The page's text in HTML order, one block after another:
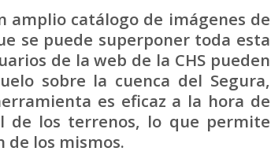
amplio catálogo de imágenes de
se puede superponer toda esta
de la web de la CHS pueden
sobre la cuenca del Segura,
es eficaz a la hora de
de los terrenos, lo que permite
de los mismos.